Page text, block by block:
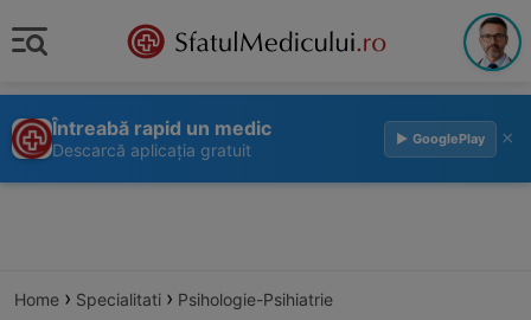
Întreabă rapid un medic
Descarcă aplicația gratuit
▶ GooglePlay ×
Home › Specialitati › Psihologie-Psihiatrie